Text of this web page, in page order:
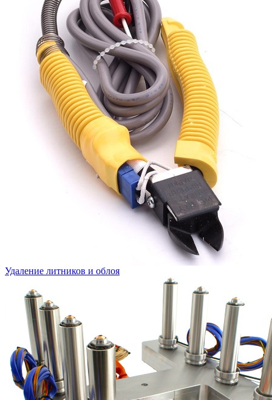
Удаление литников и облоя